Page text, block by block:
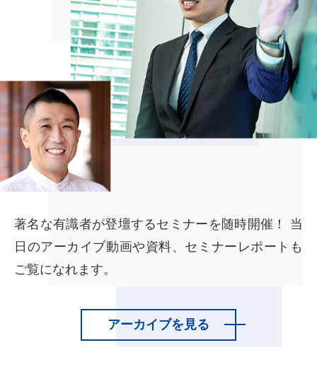
著名な有識者が登壇するセミナーを随時開催！ 当
日のアーカイブ動画や資料、セミナーレポートも
ご覧になれます。
アーカイブを見る